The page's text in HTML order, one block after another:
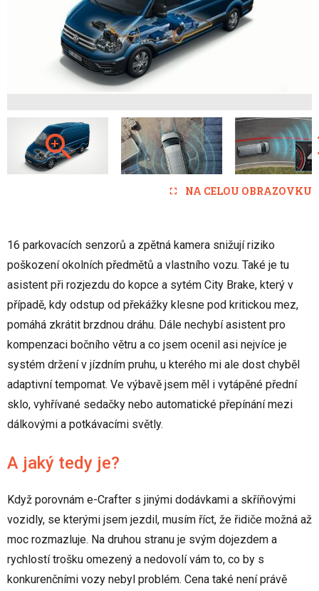
NA CELOU OBRAZOVKU
16 parkovacích senzorů a zpětná kamera snižují riziko
poškození okolních předmětů a vlastního vozu. Také je tu
asistent při rozjezdu do kopce a sytém City Brake, který v
případě, kdy odstup od překážky klesne pod kritickou mez,
pomáhá zkrátit brzdnou dráhu. Dále nechybí asistent pro
kompenzaci bočního větru a co jsem ocenil asi nejvíce je
systém držení v jízdním pruhu, u kterého mi ale dost chyběl
adaptivní tempomat. Ve výbavě jsem měl i vytápěné přední
sklo, vyhřívané sedačky nebo automatické přepínání mezi
dálkovými a potkávacími světly.
A jaký tedy je?
Když porovnám e-Crafter s jinými dodávkami a skříňovými
vozidly, se kterými jsem jezdil, musím říct, že řidiče možná až
moc rozmazluje. Na druhou stranu je svým dojezdem a
rychlostí trošku omezený a nedovolí vám to, co by s
konkurenčními vozy nebyl problém. Cena také není právě